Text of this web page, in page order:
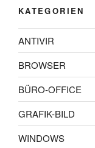
KATEGORIEN
ANTIVIR
BROWSER
BÜRO-OFFICE
GRAFIK-BILD
WINDOWS